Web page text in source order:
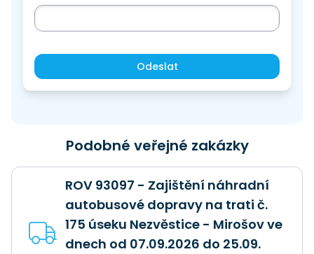
Odeslat
Podobné veřejné zakázky
ROV 93097 - Zajištění náhradní
autobusové dopravy na trati č.
175 úseku Nezvěstice - Mirošov ve
dnech od 07.09.2026 do 25.09.